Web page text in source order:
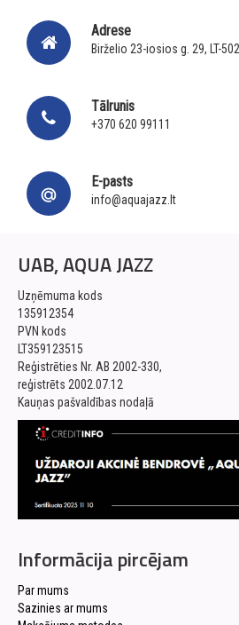
Adrese
Birželio 23-iosios g. 29, LT-
Tālrunis
+370 620 99111
E-pasts
info@aquajazz.lt
UAB, AQUA JAZZ
Uzņēmuma kods
135912354
PVN kods
LT359123515
Reģistrēties Nr. AB 2002-330,
reģistrēts 2002.07.12
Kauņas pašvaldības nodaļā
Informācija pircējam
Par mums
Sazinies ar mums